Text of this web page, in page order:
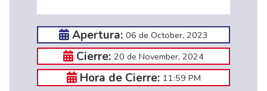
Apertura: 06 de October, 2023
Cierre: 20 de November, 2024
Hora de Cierre: 11:59 PM